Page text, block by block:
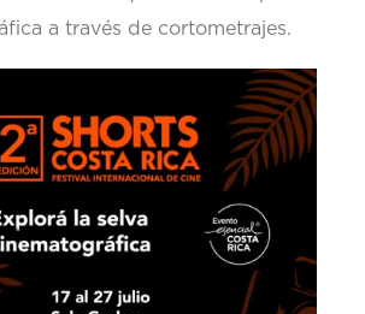
a través de cortometrajes.